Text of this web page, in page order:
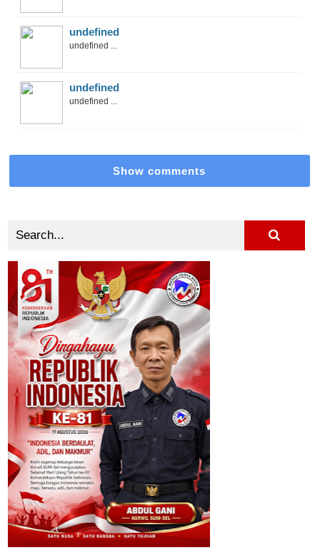
undefined
undefined ...
undefined
undefined ...
Show comments